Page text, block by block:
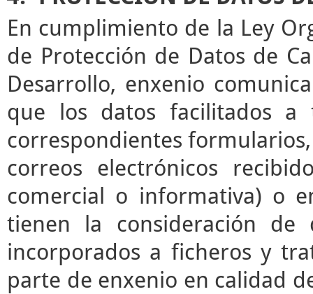
En cumplimiento de la Ley
de Protección de Datos de
Desarrollo, enxenio
que los datos facilitados
correspondientes
correos electrónicos
comercial o informativa) o
tienen la consideración de
incorporados a ficheros y
parte de enxenio en calidad